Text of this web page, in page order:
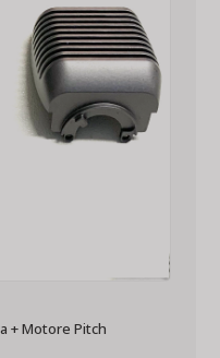
+ Motore Pitch